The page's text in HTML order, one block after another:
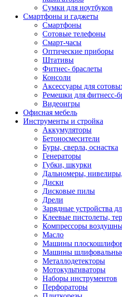
Сумки для ноутбуков
Смартфоны и гаджеты
Смартфоны
Сотовые телефоны
Смарт-часы
Оптические приборы
Штативы
Фитнес- браслеты
Консоли
Аксессуары для
Ремешки для фитнесс-
Видеоигры
Офисная мебель
Инструменты и стройка
Аккумуляторы
Бетоносмесители
Буры, сверла, оснастка
Генераторы
Губки, шкурки
Дальномеры,
Диски
Дисковые пилы
Дрели
Зарядные устройства
Клеевые пистолеты,
Компрессоры
Масло
Машины
Машины
Металлодетекторы
Мотокультиваторы
Наборы инструментов
Перфораторы